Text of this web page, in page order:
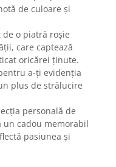
de culoare și
de o piatră roșie
care captează
oricărei ținute.
a-ți evidenția
plus de strălucire
personală de
cadou memorabil
pasiunea și